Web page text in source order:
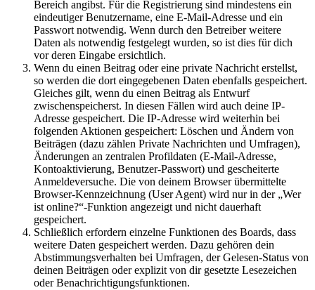
Bereich angibst. Für die Registrierung sind mindestens ein
eindeutiger Benutzername, eine E-Mail-Adresse und ein
Passwort notwendig. Wenn durch den Betreiber weitere
Daten als notwendig festgelegt wurden, so ist dies für dich
vor deren Eingabe ersichtlich.
Wenn du einen Beitrag oder eine private Nachricht erstellst,
so werden die dort eingegebenen Daten ebenfalls gespeichert.
Gleiches gilt, wenn du einen Beitrag als Entwurf
zwischenspeicherst. In diesen Fällen wird auch deine IP-
Adresse gespeichert. Die IP-Adresse wird weiterhin bei
folgenden Aktionen gespeichert: Löschen und Ändern von
Beiträgen (dazu zählen Private Nachrichten und Umfragen),
Änderungen an zentralen Profildaten (E-Mail-Adresse,
Kontoaktivierung, Benutzer-Passwort) und gescheiterte
Anmeldeversuche. Die von deinem Browser übermittelte
Browser-Kennzeichnung (User Agent) wird nur in der „Wer
ist online?“-Funktion angezeigt und nicht dauerhaft
gespeichert.
Schließlich erfordern einzelne Funktionen des Boards, dass
weitere Daten gespeichert werden. Dazu gehören dein
Abstimmungsverhalten bei Umfragen, der Gelesen-Status von
deinen Beiträgen oder explizit von dir gesetzte Lesezeichen
oder Benachrichtigungsfunktionen.